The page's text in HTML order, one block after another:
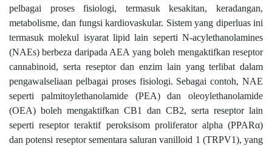
pelbagai proses fisiologi, termasuk kesakitan, keradangan,
metabolisme, dan fungsi kardiovaskular. Sistem yang diperluas ini
termasuk molekul isyarat lipid lain seperti N-acylethanolamines
(NAEs) berbeza daripada AEA yang boleh mengaktifkan reseptor
cannabinoid, serta reseptor dan enzim lain yang terlibat dalam
pengawalseliaan pelbagai proses fisiologi. Sebagai contoh, NAE
seperti palmitoylethanolamide (PEA) dan oleoylethanolamide
(OEA) boleh mengaktifkan CB1 dan CB2, serta reseptor lain
seperti reseptor teraktif peroksisom proliferator alpha (PPARα)
dan potensi reseptor sementara saluran vanilloid 1 (TRPV1), yang